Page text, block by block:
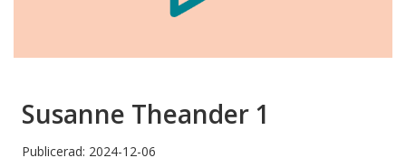
Susanne Theander 1
Publicerad: 2024-12-06